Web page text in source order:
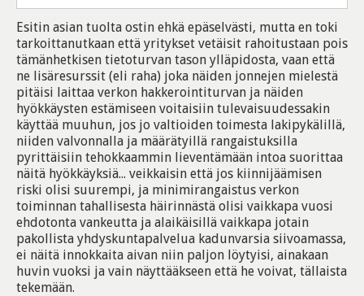
Esitin asian tuolta ostin ehkä epäselvästi, mutta en toki
tarkoittanutkaan että yritykset vetäisit rahoitustaan pois
tämänhetkisen tietoturvan tason ylläpidosta, vaan että
ne lisäresurssit (eli raha) joka näiden jonnejen mielestä
pitäisi laittaa verkon hakkerointiturvan ja näiden
hyökkäysten estämiseen voitaisiin tulevaisuudessakin
käyttää muuhun, jos jo valtioiden toimesta lakipykälillä,
niiden valvonnalla ja määrätyillä rangaistuksilla
pyrittäisiin tehokkaammin lieventämään intoa suorittaa
näitä hyökkäyksiä... veikkaisin että jos kiinnijäämisen
riski olisi suurempi, ja minimirangaistus verkon
toiminnan tahallisesta häirinnästä olisi vaikkapa vuosi
ehdotonta vankeutta ja alaikäisillä vaikkapa jotain
pakollista yhdyskuntapalvelua kadunvarsia siivoamassa,
ei näitä innokkaita aivan niin paljon löytyisi, ainakaan
huvin vuoksi ja vain näyttääkseen että he voivat, tällaista
tekemään.